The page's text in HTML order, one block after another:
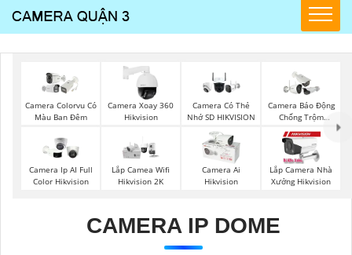
Camera Colorvu Có
Màu Ban Đêm
Camera Xoay 360
Hikvision
Camera Có Thẻ
Nhớ SD HIKVISION
Camera Báo Động
Chống Trộm
Hikvision
Camera Ip AI Full
Color Hikvision
Lắp Camea Wifi
Hikvision 2K
Camera Ai
Hikvision
Lắp Camera Nhà
Xưởng Hikvision
CAMERA IP DOME